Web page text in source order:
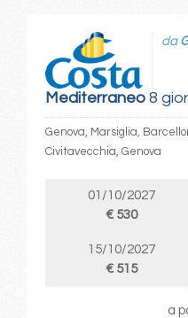
Mediterraneo8
da
Genova, Marsiglia,
Civitavecchia, Genova
01/10/2027
€ 530
15/10/2027
€ 515
a